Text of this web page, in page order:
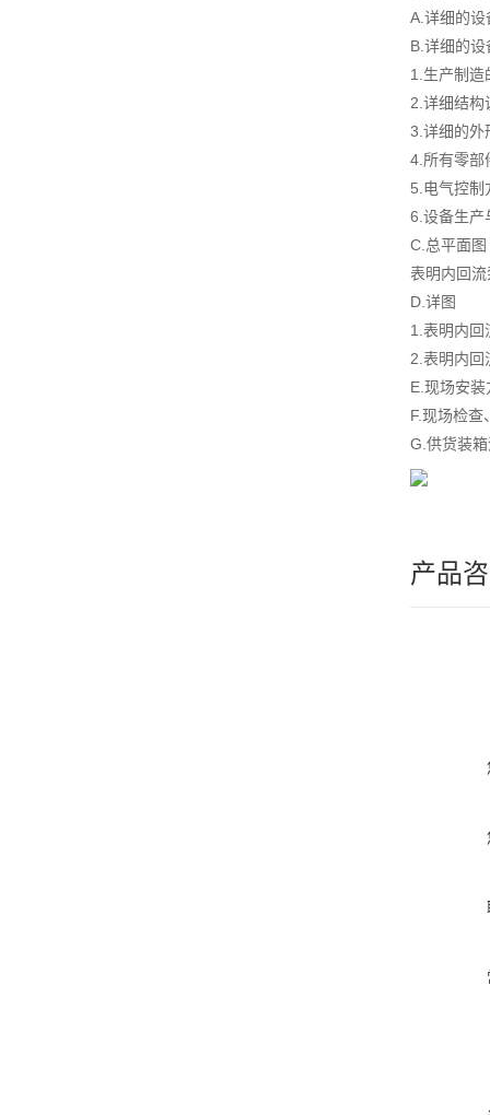
A.详细的
B.详细的
1.生产制造
2.详细结构
3.详细的外
4.所有零部
5.电气控制
6.设备生产
C.总平面图
表明内回
D.详图
1.表明内回
2.表明内回
E.现场安
F.现场检查
G.供货装
产品